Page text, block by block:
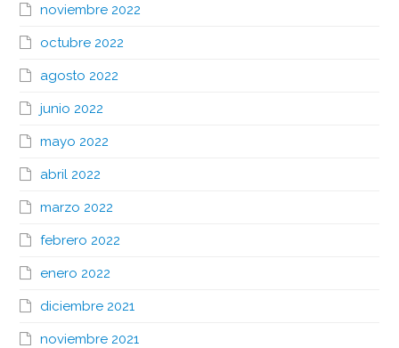
noviembre 2022
octubre 2022
agosto 2022
junio 2022
mayo 2022
abril 2022
marzo 2022
febrero 2022
enero 2022
diciembre 2021
noviembre 2021